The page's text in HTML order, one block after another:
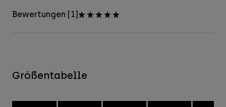
Bewertungen [1]
Größentabelle